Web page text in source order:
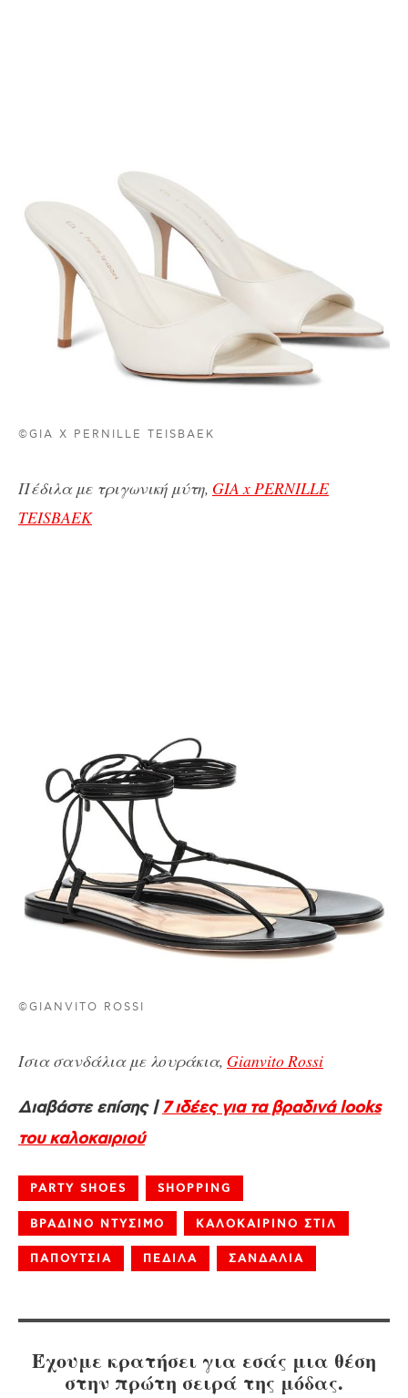
©GIA X PERNILLE TEISBAEK
Πέδιλα με τριγωνική μύτη, GIA x PERNILLE
TEISBAEK
©GIANVITO ROSSI
Ίσια σανδάλια με λουράκια, Gianvito Rossi
Διαβάστε επίσης |7 ιδέες για τα βραδινά looks
του καλοκαιριού
PARTY SHOES SHOPPING
ΒΡΑΔΙΝΟ ΝΤΥΣΙΜΟ ΚΑΛΟΚΑΙΡΙΝΟ ΣΤΙΛ
ΠΑΠΟΥΤΣΙΑ ΠΕΔΙΛΑ ΣΑΝΔΑΛΙΑ
Έχουμε κρατήσει για εσάς μια θέση
στην πρώτη σειρά της μόδας.